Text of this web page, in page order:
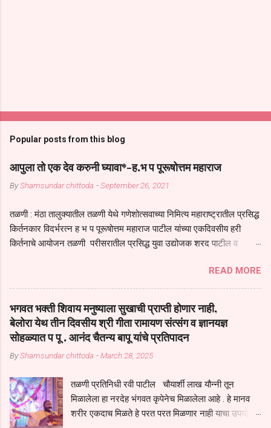
Popular posts from this blog
आपुला तो एक देव करुनी घ्यावा*-ह.भ प पूरूषोत्तम महाराज
ByShamsundar chittoda -September 26, 2021
तळणी : मंठा तालुक्यातील तळणी येथे गणेशोत्सवाच्या निमित्य महाराष्ट्रातील प्रसिद्ध
किर्तनकार विदर्भरत्न ह भ प पूरूषोत्तम महाराज पाटील यांच्या एकदिवसीय हरी
किर्तनाचे आयोजन तळणी परीसरातील प्रसिद्ध युवा उद्योजक शरद पाटील व
तुकाराम महाराज यांच्या *आपुला तो एक देव करुनी घ्यावा* *तेणे विन जिवा सुख
नोहे* *येरती माईक दुःखाची जनीती* *नाही आदी अंती अवसान* या अभंगावर
सुंदर निरूपण केले सध्य स्थितीचा काळ हा मानव जातीच्या परीक्षेचा काळ आहे
धर्ममंडपात बसलेली लोक ही खरच भाग्यवान आहेत कोरोना सारख्या महामारीत आपंण
जिवंत आहोत या महामारीतून जर आपल्याला वाचायचे असेल तर धार्मीक विचाराचा
आधार आपल्याला घ्यावाच लागेल महामारीच्या काळात वारकरी सप्रदायच खूप मोठा
आधार आहे सध्य स्थितीत मानव जातीची मानसीक अवस्था सक्षम असणे गरजेचे आहे
सगळ्याना करून दीली आहे मनुष्याच्या आयुष्यातील नामसाधना ही त्याच्यासाठी खूप
मोठा आधार असते परतू आज काल तीच साधना करण्याचा आळस आ...
READ MORE
भगवत भक्ती शिवाय मनुष्याला सुखाची प्राप्ती होणार नाही,
बेलोरा येथ तीन दिवसीय श्री गीता रामायण संत्संग व ज्ञानयज्ञ
सोहळ्यात प पू . आनंद चैतन्य बापू यांचे प्रतिपादन
ByShamsundar chittoda -March 28, 2025
तळणी प्रतिनिधी रवी पाटील चौयार्शी लाख यौन्नी तून
मिळालेला हा नरदेह भंगवत कृपेनेच मिळालेला आहे . हे मानव
शरीर एकदाच मिळते हे परत परत मिळणार नाही याचा उपयोग